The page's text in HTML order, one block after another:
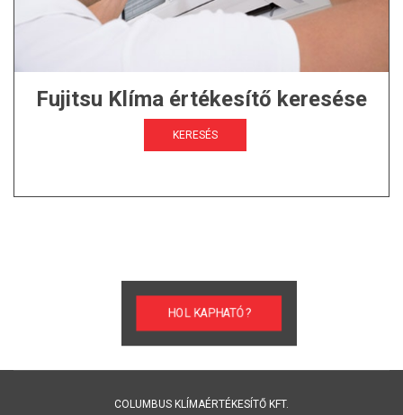
Fujitsu Klíma értékesítő keresése
KERESÉS
HOL KAPHATÓ?
COLUMBUS KLÍMAÉRTÉKESÍTŐ KFT.